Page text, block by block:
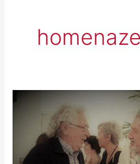
homenaze
LUTO.
HOMENAJE
A
MARCO